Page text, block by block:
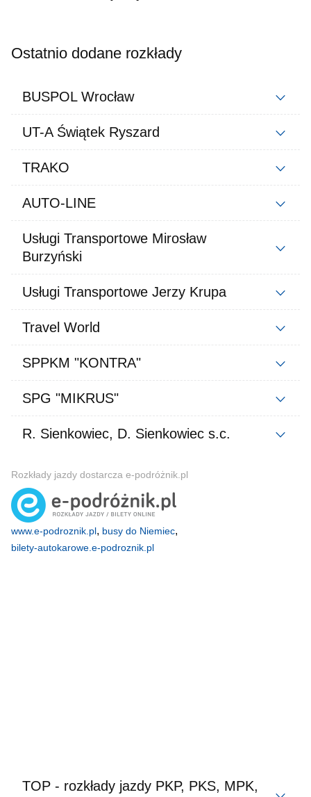
Ostatnio dodane rozkłady
BUSPOL Wrocław
UT-A Świątek Ryszard
TRAKO
AUTO-LINE
Usługi Transportowe Mirosław
Burzyński
Usługi Transportowe Jerzy Krupa
Travel World
SPPKM "KONTRA"
SPG "MIKRUS"
R. Sienkowiec, D. Sienkowiec s.c.
Rozkłady jazdy dostarcza e-podróżnik.pl
www.e-podroznik.pl, busy do Niemiec,
bilety-autokarowe.e-podroznik.pl
TOP - rozkłady jazdy PKP, PKS, MPK,